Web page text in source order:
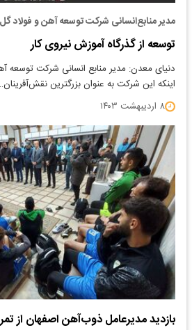
مدیر منابع‌انسانی شرکت توسعه آهن و فولاد
توسعه از گذرگاه آموزش نیروی کار
دنیای معدن: مدیر منابع انسانی شرکت توسعه
اینکه این شرکت به عنوان بزرگترین
۸ اردیبهشت ۱۴۰۳
بازدید مدیرعامل ذوب‌آهن اصفهان از